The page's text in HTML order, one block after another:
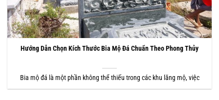
Hướng Dẫn Chọn Kích Thước Bia Mộ Đá Chuẩn Theo Phong Thủy
Bia mộ đá là một phần không thể thiếu trong các khu lăng mộ, việc